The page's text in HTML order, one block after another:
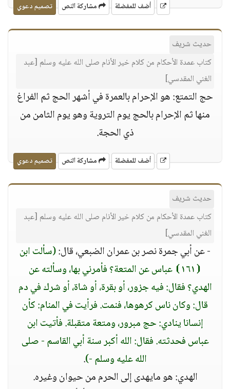
أضف للمفضلة مشاركة النص تصميم دعوي
حديث شريف
كتاب عمدة الأحكام من كلام خير الأنام صلى الله عليه وسلم [عبد
الغني المقدسي]
حج التمتع: هو الإحرام بالعمرة في أشهر الحج ثم الفراغ
منها ثم الإحرام بالحج يوم التروية وهو يوم الثامن من
ذي الحجة.
أضف للمفضلة مشاركة النص تصميم دعوي
حديث شريف
كتاب عمدة الأحكام من كلام خير الأنام صلى الله عليه وسلم [عبد
الغني المقدسي]
- عن أبي جمرة نصر بن عمران الضبعي، قال:(سألت ابن
⦗١٦١⦘ عباس عن المتعة؟ فأمرني بها، وسألته عن
الهدي؟ فقال: فيه جزور، أو بقرة، أو شاة، أو شرك في دم
قال: وكان ناس كرهوها، فنمت. فرأيت في المنام: كأن
إنسانا ينادي: حج مبرور، ومتعة متقبلة. فأتيت ابن
عباس فحدثته. فقال: الله أكبر سنة أبي القاسم - صلى
الله عليه وسلم -).
الهدي: هو مايهدى إلى الحرم من حيوان وغيره.